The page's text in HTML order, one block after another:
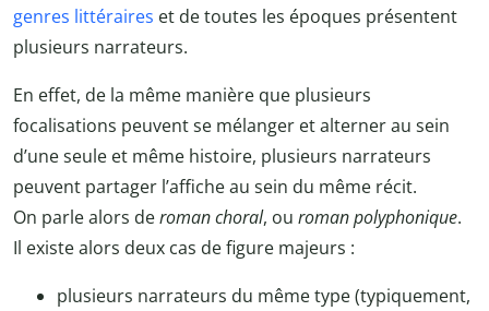
genres littéraires et de toutes les époques présentent
plusieurs narrateurs.
En effet, de la même manière que plusieurs
focalisations peuvent se mélanger et alterner au sein
d’une seule et même histoire, plusieurs narrateurs
peuvent partager l’affiche au sein du même récit.
On parle alors deroman choral, ou roman polyphonique.
Il existe alors deux cas de figure majeurs :
plusieurs narrateurs du même type (typiquement,